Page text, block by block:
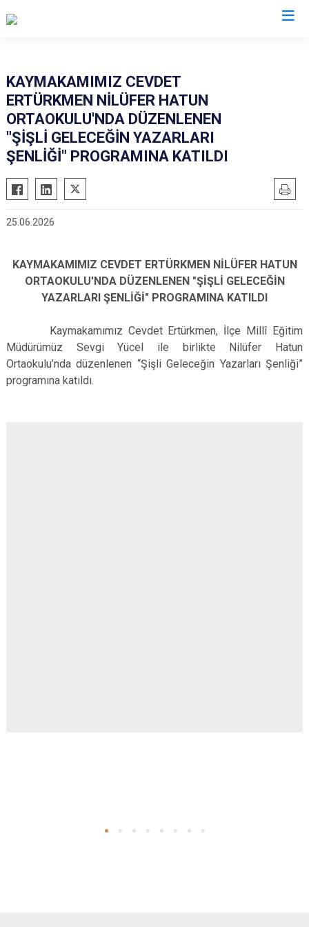
Adalar
Avcılar
Bağcılar
Bakırköy
Bayrampaşa
Beykoz
Beyoğlu
Büyükçekmece
Esenler
Eyüpsultan
Fatih
Gaziosmanpaşa
Güngören
Maltepe
Pendik
Sarıyer
Silivri
Şişli
Ümraniye
Başakşehir
Beylikdüzü
Çekmeköy
Esenyurt
Sancaktepe
Sultangazi
KAYMAKAMIMIZ CEVDET
ERTÜRKMEN NİLÜFER HATUN
ORTAOKULU'NDA DÜZENLENEN
"ŞİŞLİ GELECEĞİN YAZARLARI
ŞENLİĞİ" PROGRAMINA KATILDI
25.06.2026
KAYMAKAMIMIZ CEVDET ERTÜRKMEN NİLÜFER HATUN
ORTAOKULU'NDA DÜZENLENEN "ŞİŞLİ GELECEĞİN
YAZARLARI ŞENLİĞİ" PROGRAMINA KATILDI
Kaymakamımız Cevdet Ertürkmen, İlçe Millî Eğitim
Müdürümüz Sevgi Yücel ile birlikte Nilüfer Hatun
Ortaokulu’nda düzenlenen “Şişli Geleceğin Yazarları Şenliği”
programına katıldı.